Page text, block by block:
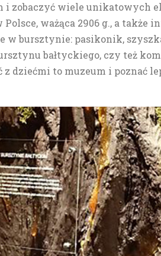
zobaczyć wiele unikatowych
ważąca 2906 g., a także
bursztynie: pasikonik,
bałtyckiego, czy też
z dziećmi to muzeum i poznać